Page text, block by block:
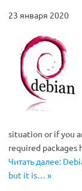
23 января 2020
situation or if you
required
Читать далее:
but it is… »